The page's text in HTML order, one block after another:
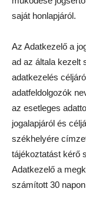
saját honlapjáról.
Az Adatkezelő a
ad az általa kezelt
adatkezelés
adatfeldolgozók
az esetleges
jogalapjáról és
székhelyére
tájékoztatást kérő
Adatkezelő a
számított 30